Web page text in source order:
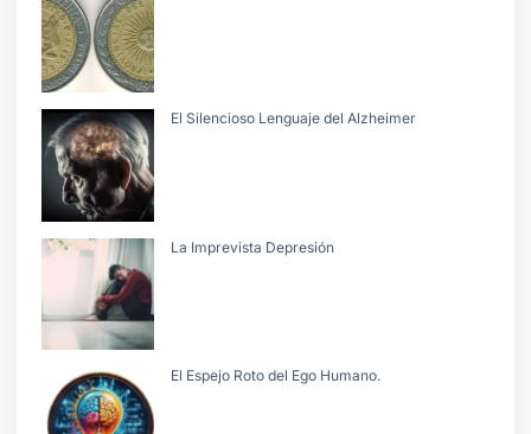
El Silencioso Lenguaje del Alzheimer
La Imprevista Depresión
El Espejo Roto del Ego Humano.